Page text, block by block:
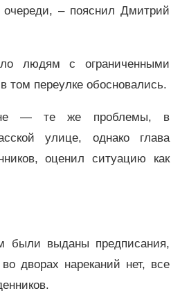
очереди, – пояснил Дмитрий
людям с ограниченными
том переулке обосновались.
— те же проблемы, в
улице, однако глава
оценил ситуацию как
были выданы предписания,
дворах нареканий нет, все